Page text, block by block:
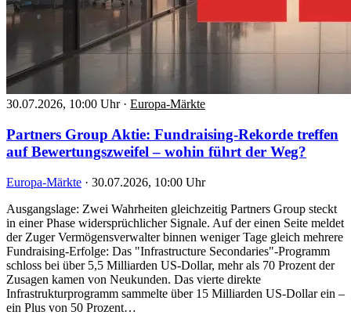
30.07.2026, 10:00 Uhr · Europa-Märkte
Partners Group Aktie: Fundraising-Rekorde treffen
auf Bewertungszweifel – wohin führt der Weg?
Europa-Märkte · 30.07.2026, 10:00 Uhr
Ausgangslage: Zwei Wahrheiten gleichzeitig Partners Group steckt
in einer Phase widersprüchlicher Signale. Auf der einen Seite meldet
der Zuger Vermögensverwalter binnen weniger Tage gleich mehrere
Fundraising-Erfolge: Das "Infrastructure Secondaries"-Programm
schloss bei über 5,5 Milliarden US-Dollar, mehr als 70 Prozent der
Zusagen kamen von Neukunden. Das vierte direkte
Infrastrukturprogramm sammelte über 15 Milliarden US-Dollar ein –
ein Plus von 50 Prozent…